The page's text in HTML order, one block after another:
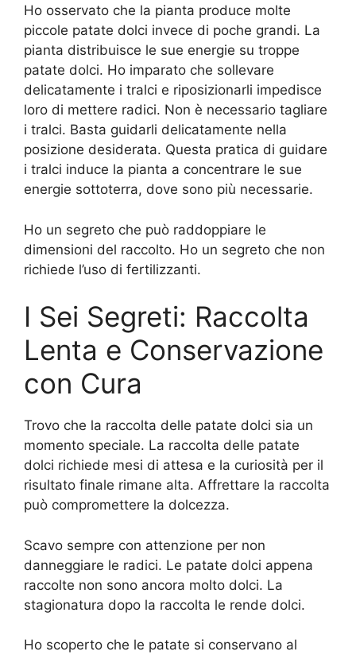
Ho osservato che la pianta produce molte
piccole patate dolci invece di poche grandi. La
pianta distribuisce le sue energie su troppe
patate dolci. Ho imparato che sollevare
delicatamente i tralci e riposizionarli impedisce
loro di mettere radici. Non è necessario tagliare
i tralci. Basta guidarli delicatamente nella
posizione desiderata. Questa pratica di guidare
i tralci induce la pianta a concentrare le sue
energie sottoterra, dove sono più necessarie.
Ho un segreto che può raddoppiare le
dimensioni del raccolto. Ho un segreto che non
richiede l’uso di fertilizzanti.
I Sei Segreti: Raccolta
Lenta e Conservazione
con Cura
Trovo che la raccolta delle patate dolci sia un
momento speciale. La raccolta delle patate
dolci richiede mesi di attesa e la curiosità per il
risultato finale rimane alta. Affrettare la raccolta
può compromettere la dolcezza.
Scavo sempre con attenzione per non
danneggiare le radici. Le patate dolci appena
raccolte non sono ancora molto dolci. La
stagionatura dopo la raccolta le rende dolci.
Ho scoperto che le patate si conservano al